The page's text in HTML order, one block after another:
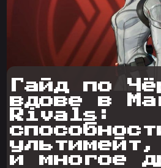
Гайд по
вдове в
Rivals:
и многое